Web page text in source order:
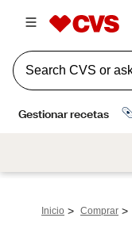
Inicio > Comprar >